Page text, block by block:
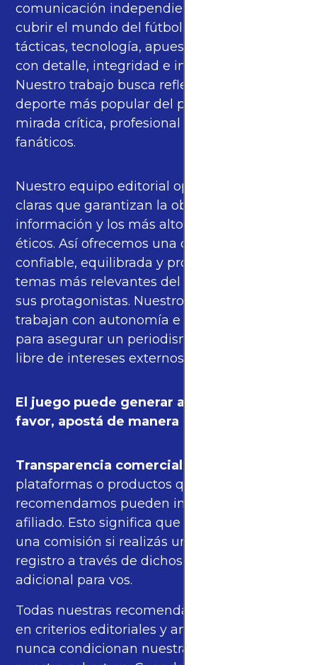
comunicación independiente, orgulloso de
cubrir el mundo del fútbol —partidos,
tácticas, tecnología, apuestas y cultura—
con detalle, integridad e imparcialidad.
Nuestro trabajo busca reflejar la pasión del
deporte más popular del planeta con una
mirada crítica, profesional y cercana a los
fanáticos.
Nuestro equipo editorial opera bajo pautas
claras que garantizan la objetividad de la
información y los más altos estándares
éticos. Así ofrecemos una cobertura
confiable, equilibrada y propia sobre los
temas más relevantes del fútbol mundial y
sus protagonistas. Nuestros periodistas
trabajan con autonomía e independencia
para asegurar un periodismo de calidad,
libre de intereses externos.
El juego puede generar adicción. Por
favor, apostá de manera responsable.
Transparencia comercial: algunas de las
plataformas o productos que
recomendamos pueden incluir enlaces de
afiliado. Esto significa que podríamos recibir
una comisión si realizás una compra o
registro a través de dichos enlaces, sin costo
adicional para vos.
Todas nuestras recomendaciones se basan
en criterios editoriales y análisis propios, y
nunca condicionan nuestras opiniones ni